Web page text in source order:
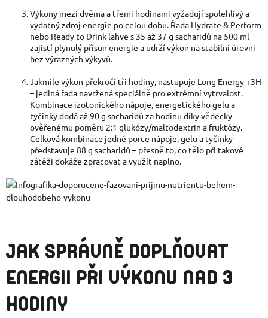
Výkony mezi dvěma a třemi hodinami vyžadují spolehlivý a
vydatný zdroj energie po celou dobu. Řada Hydrate & Perform
nebo Ready to Drink lahve s 35 až 37 g sacharidů na 500 ml
zajistí plynulý přísun energie a udrží výkon na stabilní úrovni
bez výrazných výkyvů.
Jakmile výkon překročí tři hodiny, nastupuje Long Energy +3H
– jediná řada navržená speciálně pro extrémní vytrvalost.
Kombinace izotonického nápoje, energetického gelu a
tyčinky dodá až 90 g sacharidů za hodinu díky vědecky
ověřenému poměru 2:1 glukózy/maltodextrin a fruktózy.
Celková kombinace jedné porce nápoje, gelu a tyčinky
představuje 88 g sacharidů – přesně to, co tělo při takové
zátěži dokáže zpracovat a využít naplno.
JAK SPRÁVNĚ DOPLŇOVAT
ENERGII PŘI VÝKONU NAD 3
HODINY